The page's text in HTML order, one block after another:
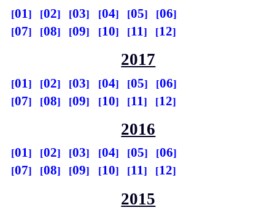
01 02 03 04 05
06
07
08 09 10 11 12
2017
01 02 03 04 05
06
07
08 09 10 11 12
2016
01 02 03 04 05
06
07
08 09 10 11 12
2015